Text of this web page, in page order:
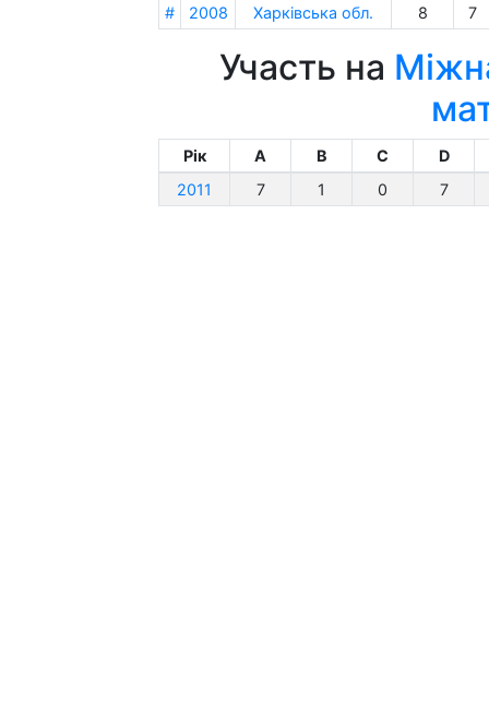
#
2008 Харківська обл. 8 7
Участь на
Рік A B C
D
2011
7 1 0 7